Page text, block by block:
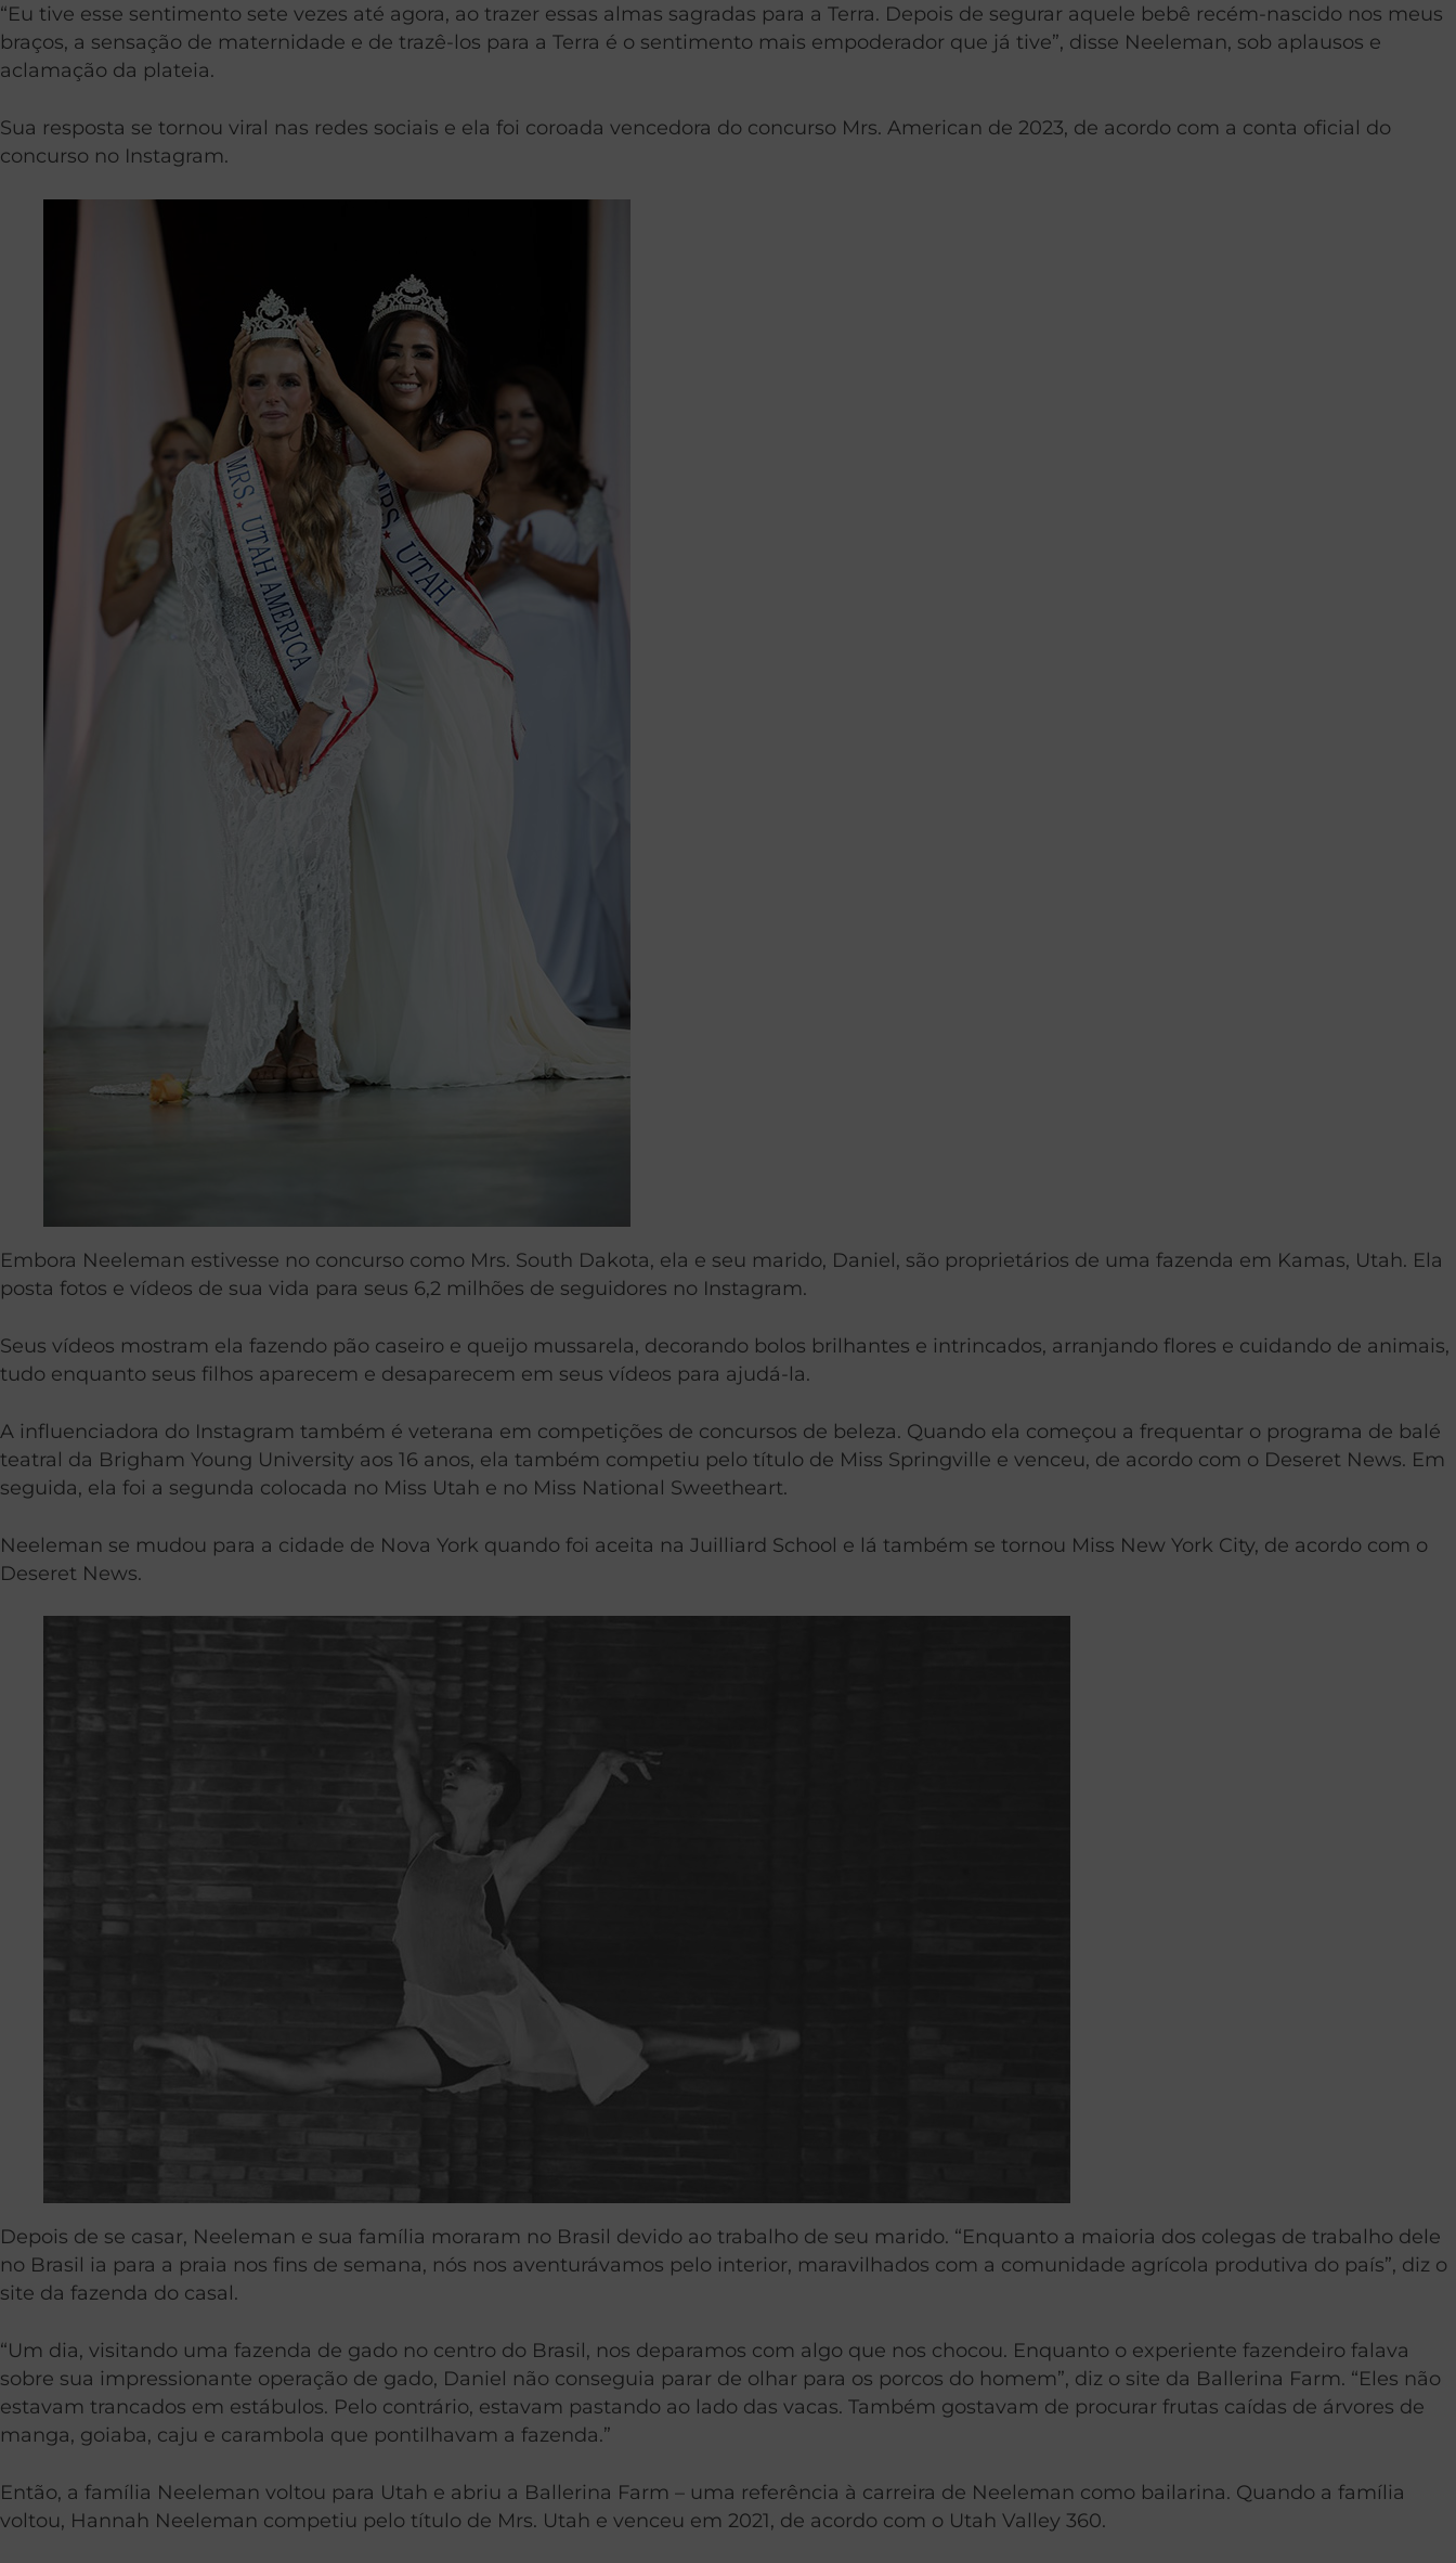
“Eu tive esse sentimento sete vezes até agora, ao trazer essas almas sagradas para a Terra. Depois de segurar aquele bebê recém-nascido nos meus
braços, a sensação de maternidade e de trazê-los para a Terra é o sentimento mais empoderador que já tive”, disse Neeleman, sob aplausos e
aclamação da plateia.
Sua resposta se tornou viral nas redes sociais e ela foi coroada vencedora do concurso Mrs. American de 2023, de acordo com a conta oficial do
concurso no Instagram.
Embora Neeleman estivesse no concurso como Mrs. South Dakota, ela e seu marido, Daniel, são proprietários de uma fazenda em Kamas, Utah. Ela
posta fotos e vídeos de sua vida para seus 6,2 milhões de seguidores no Instagram.
Seus vídeos mostram ela fazendo pão caseiro e queijo mussarela, decorando bolos brilhantes e intrincados, arranjando flores e cuidando de animais,
tudo enquanto seus filhos aparecem e desaparecem em seus vídeos para ajudá-la.
A influenciadora do Instagram também é veterana em competições de concursos de beleza. Quando ela começou a frequentar o programa de balé
teatral da Brigham Young University aos 16 anos, ela também competiu pelo título de Miss Springville e venceu, de acordo com o Deseret News. Em
seguida, ela foi a segunda colocada no Miss Utah e no Miss National Sweetheart.
Neeleman se mudou para a cidade de Nova York quando foi aceita na Juilliard School e lá também se tornou Miss New York City, de acordo com o
Deseret News.
Depois de se casar, Neeleman e sua família moraram no Brasil devido ao trabalho de seu marido. “Enquanto a maioria dos colegas de trabalho dele
no Brasil ia para a praia nos fins de semana, nós nos aventurávamos pelo interior, maravilhados com a comunidade agrícola produtiva do país”, diz o
site da fazenda do casal.
“Um dia, visitando uma fazenda de gado no centro do Brasil, nos deparamos com algo que nos chocou. Enquanto o experiente fazendeiro falava
sobre sua impressionante operação de gado, Daniel não conseguia parar de olhar para os porcos do homem”, diz o site da Ballerina Farm. “Eles não
estavam trancados em estábulos. Pelo contrário, estavam pastando ao lado das vacas. Também gostavam de procurar frutas caídas de árvores de
manga, goiaba, caju e carambola que pontilhavam a fazenda.”
Então, a família Neeleman voltou para Utah e abriu a Ballerina Farm – uma referência à carreira de Neeleman como bailarina. Quando a família
voltou, Hannah Neeleman competiu pelo título de Mrs. Utah e venceu em 2021, de acordo com o Utah Valley 360.